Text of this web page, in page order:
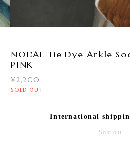
NODAL Tie Dye Ankle
PINK
¥2,200
SOLD OUT
International
Sold out